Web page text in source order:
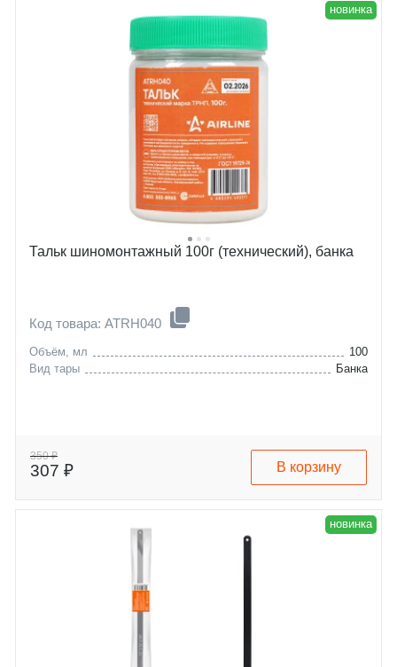
новинка
Тальк шиномонтажный 100г (технический), банка
Код товара: ATRH040
Объём, мл
100
Вид тары
Банка
350 ₽
307 ₽ В корзину
новинка